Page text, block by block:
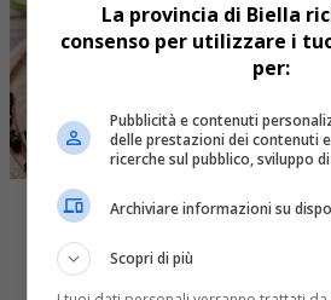
La provincia di Biella
consenso per utilizzare i
per:
Pubblicità e contenuti
delle prestazioni dei contenuti
ricerche sul pubblico, sviluppo
Archiviare informazioni su
Scopri di più